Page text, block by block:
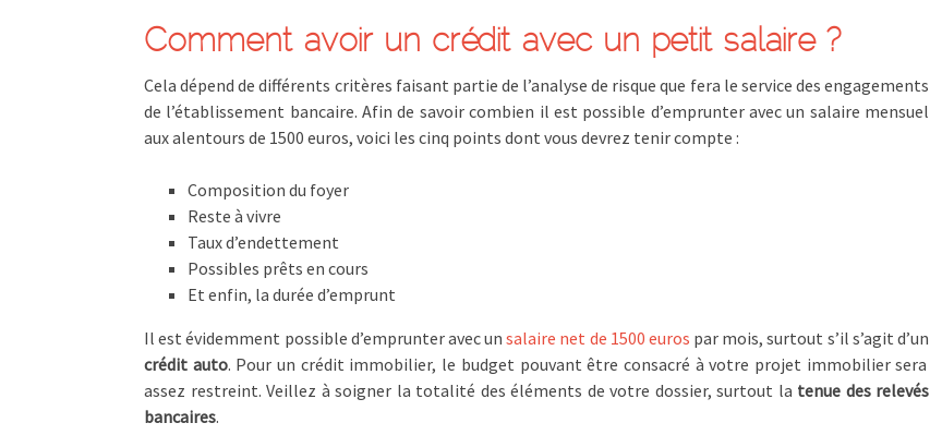
Comment avoir un crédit avec un petit salaire ?
Cela dépend de différents critères faisant partie de l’analyse de risque que fera le service des engagements
de l’établissement bancaire. Afin de savoir combien il est possible d’emprunter avec un salaire mensuel
aux alentours de 1500 euros, voici les cinq points dont vous devrez tenir compte :
Composition du foyer
Reste à vivre
Taux d’endettement
Possibles prêts en cours
Et enfin, la durée d’emprunt
Il est évidemment possible d’emprunter avec unsalaire net de 1500 euros par mois, surtout s’il s’agit d’un
crédit auto. Pour un crédit immobilier, le budget pouvant être consacré à votre projet immobilier sera
assez restreint. Veillez à soigner la totalité des éléments de votre dossier, surtout la tenue des relevés
bancaires.